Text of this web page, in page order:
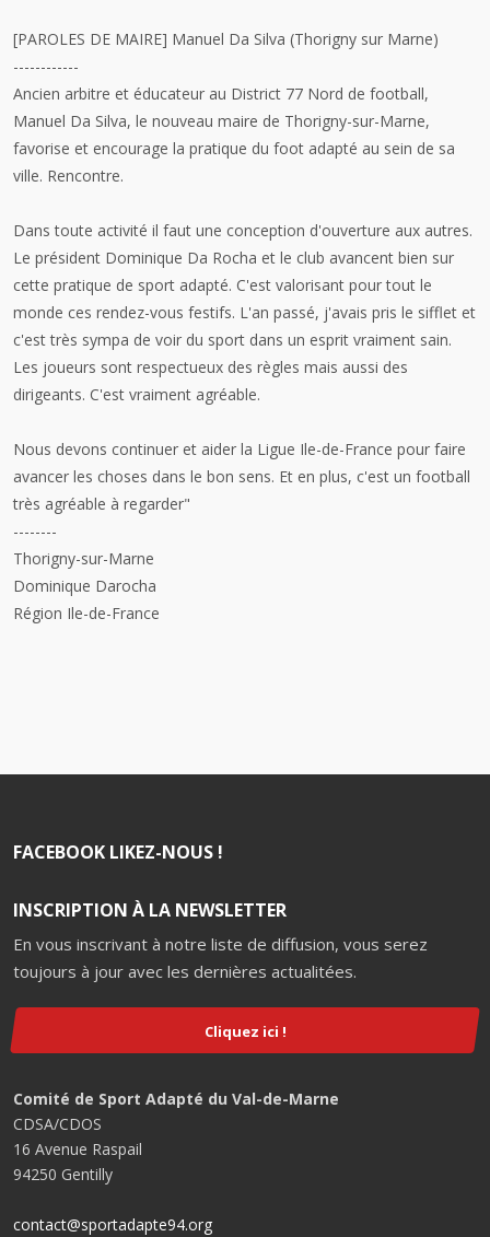
[PAROLES DE MAIRE] Manuel Da Silva (Thorigny sur Marne)
------------
Ancien arbitre et éducateur au District 77 Nord de football,
Manuel Da Silva, le nouveau maire de Thorigny-sur-Marne,
favorise et encourage la pratique du foot adapté au sein de sa
ville. Rencontre.
Dans toute activité il faut une conception d'ouverture aux autres.
Le président Dominique Da Rocha et le club avancent bien sur
cette pratique de sport adapté. C'est valorisant pour tout le
monde ces rendez-vous festifs. L'an passé, j'avais pris le sifflet et
c'est très sympa de voir du sport dans un esprit vraiment sain.
Les joueurs sont respectueux des règles mais aussi des
dirigeants. C'est vraiment agréable.
Nous devons continuer et aider la Ligue Ile-de-France pour faire
avancer les choses dans le bon sens. Et en plus, c'est un football
très agréable à regarder"
--------
Thorigny-sur-Marne
Dominique Darocha
Région Ile-de-France
FACEBOOK LIKEZ-NOUS !
INSCRIPTION À LA NEWSLETTER
En vous inscrivant à notre liste de diffusion, vous serez
toujours à jour avec les dernières actualitées.
Cliquez ici !
Comité de Sport Adapté du Val-de-Marne
CDSA/CDOS
16 Avenue Raspail
94250 Gentilly
contact@sportadapte94.org